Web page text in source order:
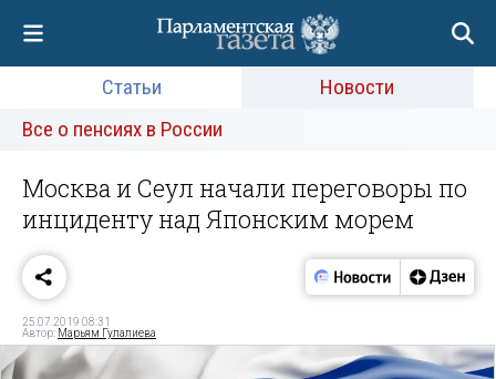
Статьи
Новости
Все о пенсиях в России
Москва и Сеул начали переговоры по
инциденту над Японским морем
25.07.2019 08:31
Автор: Марьям Гулалиева